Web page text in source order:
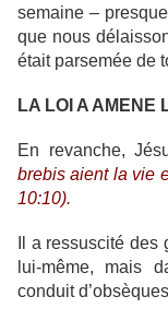
semaine –
que nous
était parsemée de
LA LOI A AMENE
En revanche,
brebis aient la vie
10:10).
Il a ressuscité
lui-même, mais
conduit